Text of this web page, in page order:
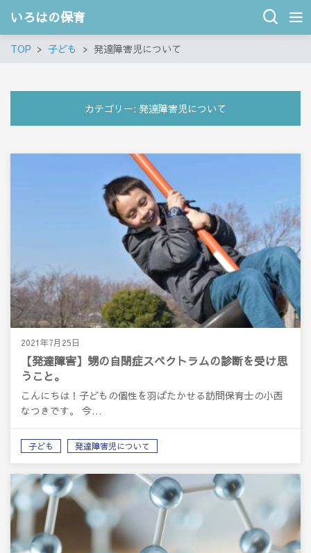
いろはの保育
TOP 子ども 発達障害児について
カテゴリー: 発達障害児について
2021年7月25日
【発達障害】甥の自閉症スペクトラムの診断を受け思
うこと。
こんにちは！子どもの個性を羽ばたかせる訪問保育士の小西
なつきです。 今…
子ども 発達障害児について